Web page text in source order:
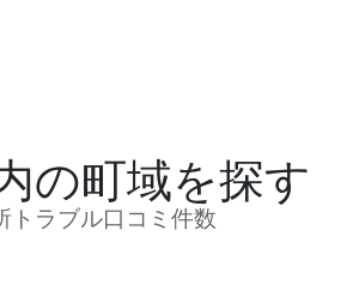
の町域を探す
トラブル口コミ件数